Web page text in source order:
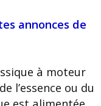
annonces de
à moteur
l’essence ou du